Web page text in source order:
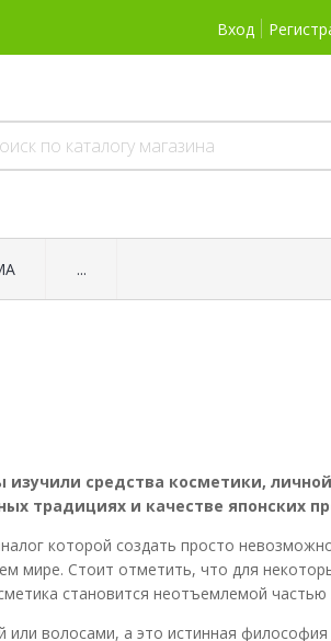
Вход
...
средства косметики,
традициях и качестве японских
которой создать просто
мире. Стоит отметить, что для
становится неотъемлемой частью
или волосами, а это истинная философия